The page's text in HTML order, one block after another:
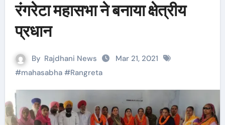
रंगरेटा महासभा ने बनाया क्षेत्रीय
प्रधान
By Rajdhani News
Mar 21, 2021
#mahasabha#Rangreta